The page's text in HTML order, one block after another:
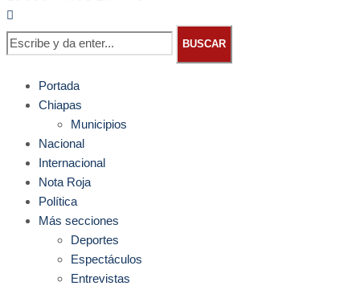
BUSCAR
Portada
Chiapas
Municipios
Nacional
Internacional
Nota Roja
Política
Más secciones
Deportes
Espectáculos
Entrevistas